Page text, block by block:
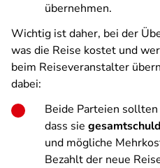
übernehmen.
Wichtig ist daher, bei der
was die Reise kostet und
beim Reiseveranstalter
dabei:
Beide Parteien
dass sie
und mögliche
Bezahlt der neue